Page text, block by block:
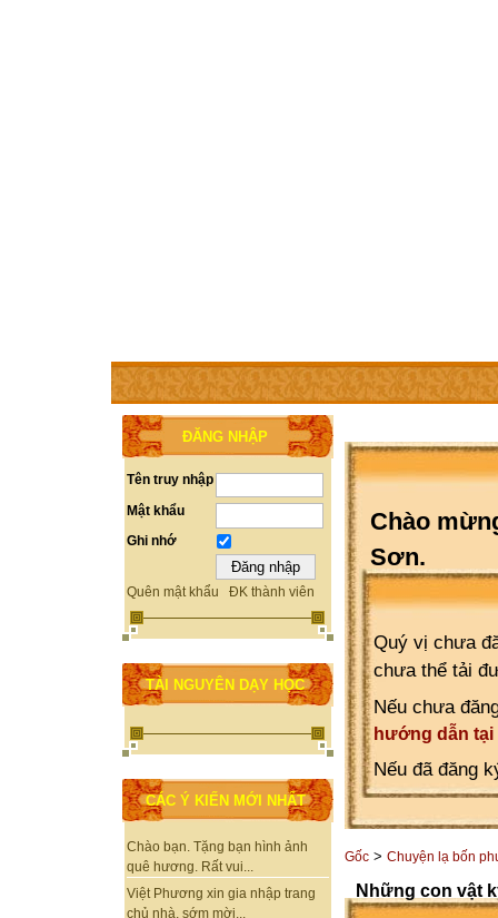
TRANG CHỦ THÀNH VIÊN TRỢ GIÚP WEBSITE
ĐĂNG NHẬP
Tên truy nhập
Mật khẩu
Ghi nhớ
Quên mật khẩu ĐK thành viên
TÀI NGUYÊN DẠY HỌC
CÁC Ý KIẾN MỚI NHẤT
Chào bạn. Tặng bạn hình ảnh
quê hương. Rất vui...
Việt Phương xin gia nhập trang
chủ nhà, sớm mời...
Chào
Sơn.
Quý vị chưa
chưa thể tải
Nếu chưa
hướng dẫn tại
Nếu đã đăng
Gốc > Chuyện lạ bốn
Những con vật